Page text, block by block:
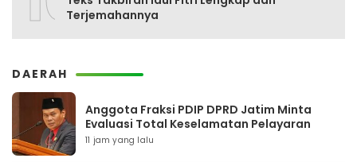
Terjemahannya
DAERAH
Anggota Fraksi PDIP DPRD Jatim Minta
Evaluasi Total Keselamatan Pelayaran
11 jam yang lalu